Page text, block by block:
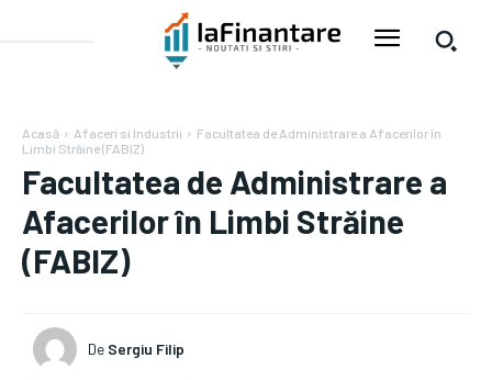
Acasă Afaceri si Industrii
Facultatea de Administrare a Afacerilor în
Limbi Străine (FABIZ)
Facultatea de Administrare a
Afacerilor în Limbi Străine
(FABIZ)
De Sergiu Filip